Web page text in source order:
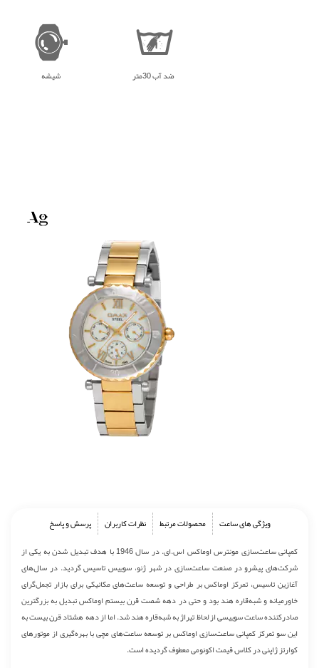
شیشه ضد آب 30متر
ویژگی های ساعت محصولات مرتبط نظرات کاربران
پرسش و پاسخ
کمپانی ساعت‌سازی مونترس اوماکس اس.ای. در سال 1946 با هدف تبدیل شدن به یکی از
شرکت‌های پیشرو در صنعت ساعت‌سازی در شهر ژنو، سوییس تاسیس گردید. در سال‌های
آغازین تاسیس، تمرکز اوماکس بر طراحی و توسعه ساعت‌های مکانیکی برای بازار تجمل‌گرای
خاورمیانه و شبه‌قاره هند بود و حتی در دهه شصت قرن بیستم اوماکس تبدیل به بزرگترین
صادرکننده ساعت سوییسی از لحاظ تیراژ به شبه‌قاره هند شد. اما از دهه هشتاد قرن بیست به
این سو تمرکز کمپانی ساعت‌سازی اوماکس بر توسعه ساعت‌های مچی با بهره‌گیری از موتورهای
کوارتز ژاپنی در کلاس قیمت اکونومی معطوف گردیده است.